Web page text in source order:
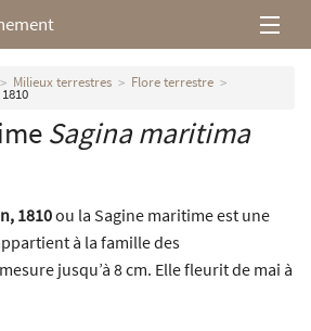
Milieux terrestres Flore terrestre
Sagina maritima
1810ou la Sagine maritime est une
à la famille des
jusqu’à 8 cm. Elle fleurit de mai à